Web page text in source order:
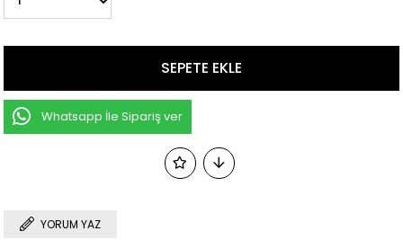
Whatsapp İle Sipariş ver
YORUM YAZ